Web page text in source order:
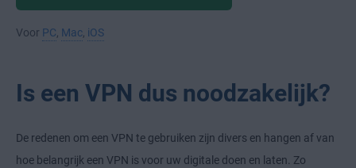
Voor PC Mac iOS
Is een VPN dus noodzakelijk?
De redenen om een VPN te gebruiken zijn divers en hangen af van
hoe belangrijk een VPN is voor uw digitale doen en laten. Zo